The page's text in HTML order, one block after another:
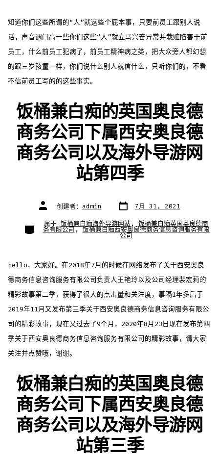
知道你们这些所谓的“人”就这些个屁本事，只要前员工跟别人说
话，声音调门高一些你们这些“人”就立马兴奋异常并栽赃陷害于前
员工，什么前员工犯病了，前员工精神病之类，把大众旁人都幻想
的跟三岁孩童一样，你们说什么别人就信什么，只听你们的，不看
不信前员工写的的这些事实。
饭桶兼白痴的英国奥良德
商务公司下属西安奥良德
商务公司以及海外导游网
站第四季
文
章
者
创建者： admin 文
章
期
7月 31, 2021
类
别
属于 饭桶兼白痴海外导游网站, 饭桶兼白痴英国奥良德商
务有限公司,饭桶兼白痴西安奥良德商务信息咨询服务有限
公司
hello，大家好。在2018年7月的时候在网络发布了关于西安奥良
德商务信息咨询服务有限公司负责人王艳玲以及公司经理裴宏莉的
精彩故事第二季，获得了很大的点击量和关注度，事隔1年多后于
2019年11月又发布第三季关于西安奥良德商务信息咨询服务有限公
司的精彩故事，现在又过去了9个月，2020年8月23日现在发布第四
季关于西安奥良德商务信息咨询服务有限公司的精彩故事，请大家
关注并点赞哦，谢谢。
饭桶兼白痴的英国奥良德
商务公司下属西安奥良德
商务公司以及海外导游网
站第三季